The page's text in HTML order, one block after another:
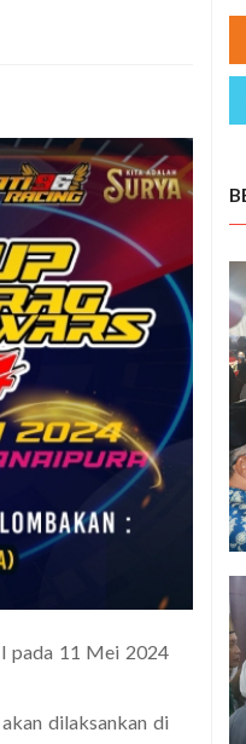
pada 11 Mei 2024
dilaksankan di